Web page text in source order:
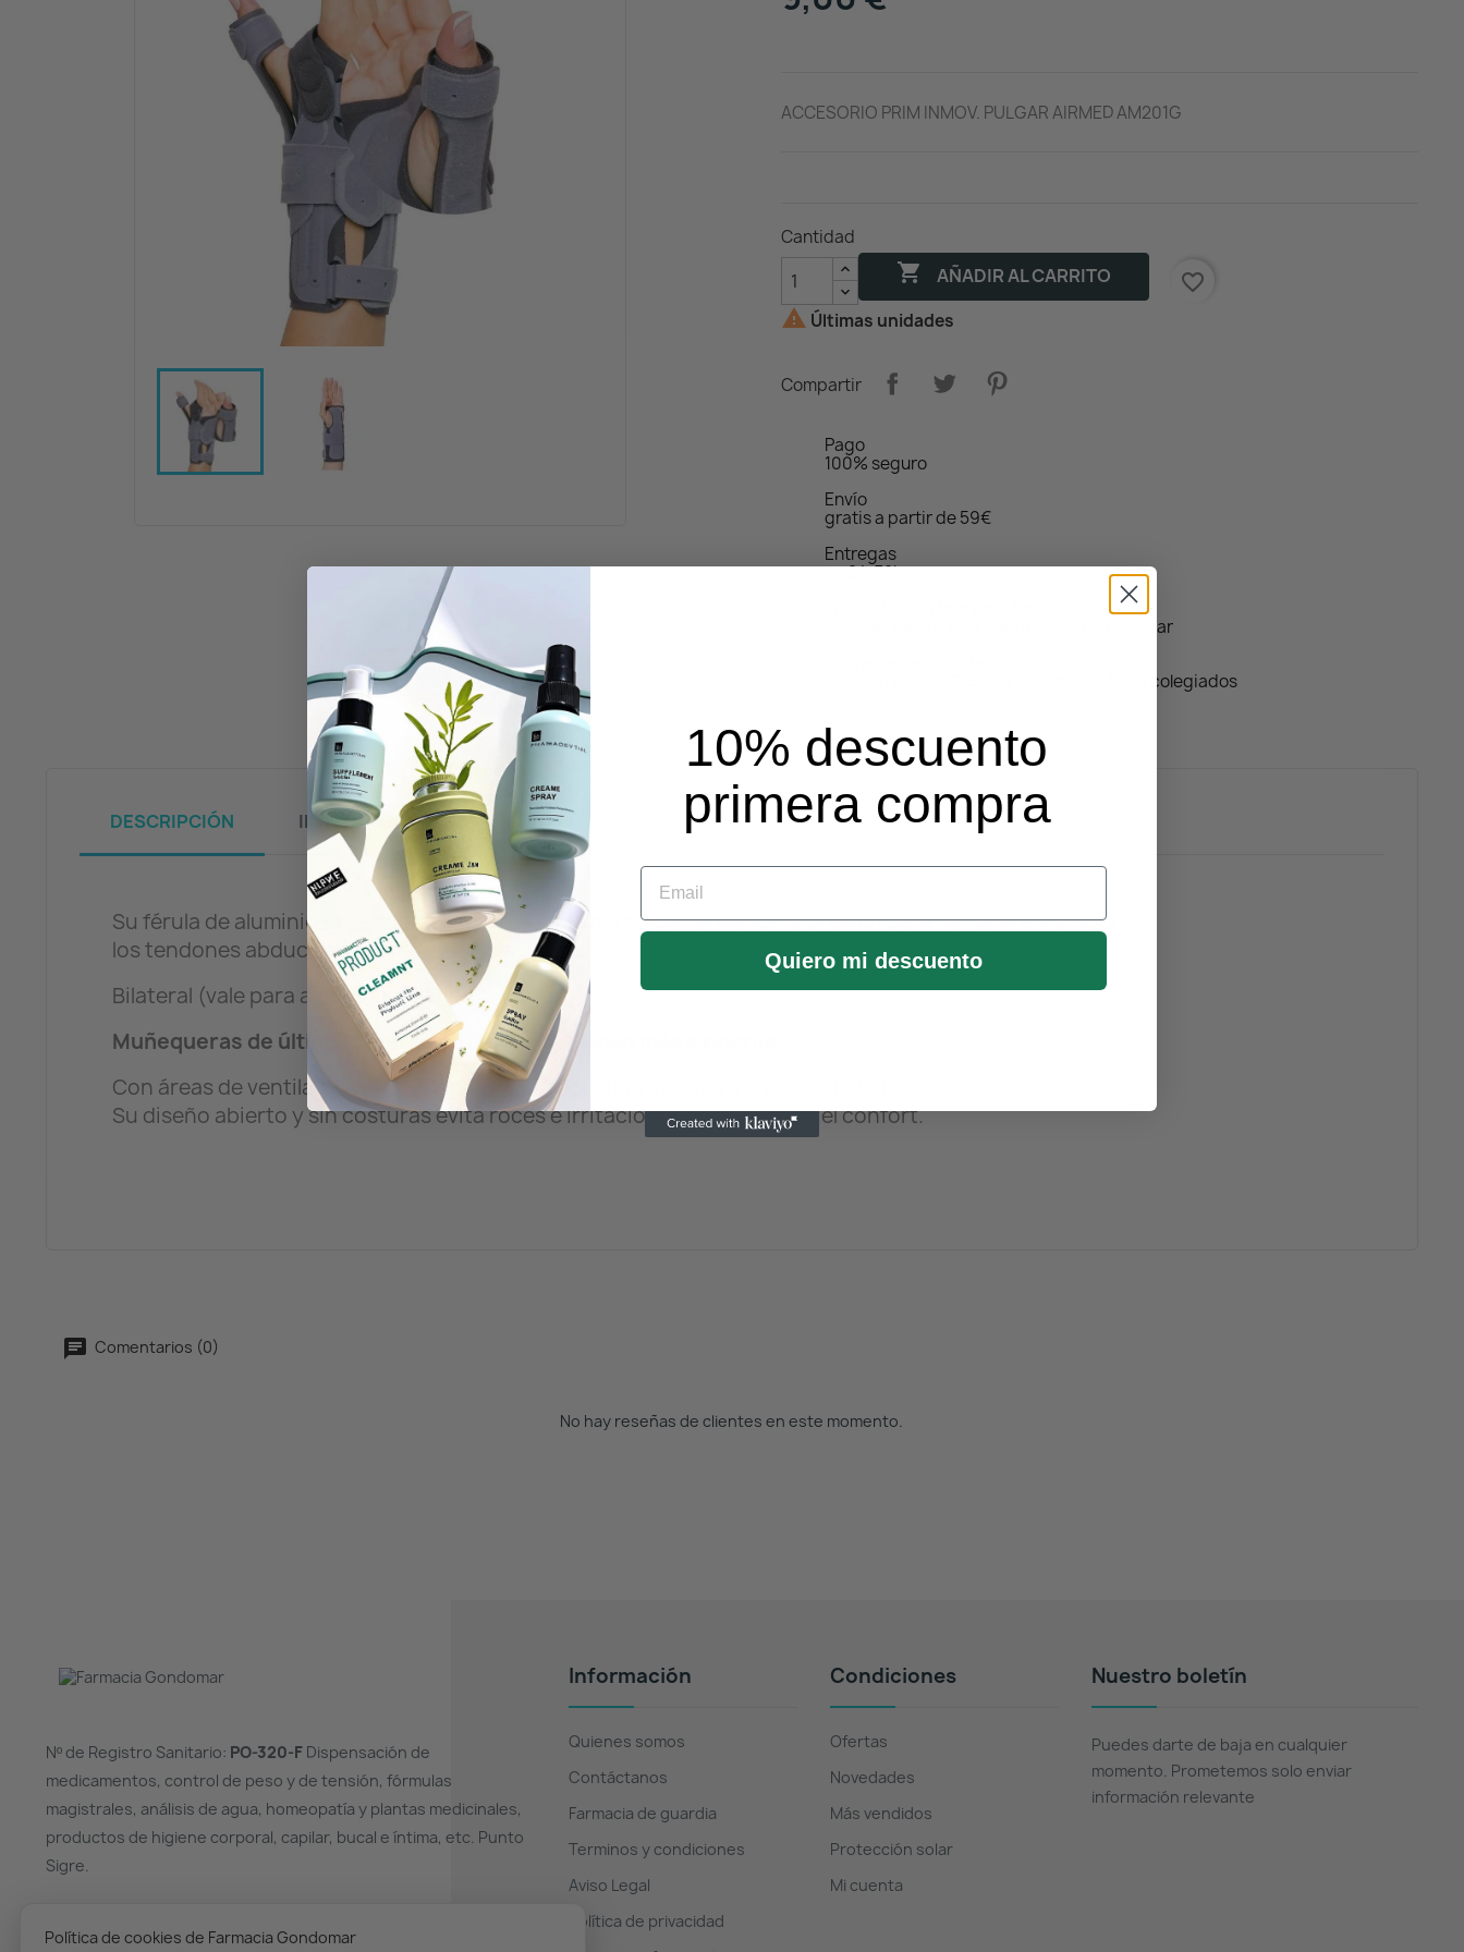
ACCESORIO PRIM INMOV. PULGAR AIRMED AM201G
Cantidad
 AÑADIR AL CARRITO
favorite_border
 Últimas unidades
Compartir
Pago
100% seguro
Envío
gratis a partir de 59€
Entregas
en 24-72h
Escríbenos por WhatsApp antes de comprar
Reg. Sanitario PO-320-F · farmacéuticos colegiados
DESCRIPCIÓN INFORMACIÓN
Su férula de aluminio maleable inmoviliza la zona del pulgar aliviando la presión de la vaina sinovial sobre
los tendones abductores cortos y largos.
Bilateral (vale para ambas manos).
Muñequeras de última generación para la actividad más exigente.
Con áreas de ventilación perforadas para ofrecer una máxima transpirabilidad.
Su diseño abierto y sin costuras evita roces e irritaciones maximizando el confort.
Comentarios (0)
No hay reseñas de clientes en este momento.
Nº de Registro Sanitario: PO-320-FDispensación de
medicamentos, control de peso y de tensión, fórmulas
magistrales, análisis de agua, homeopatía y plantas medicinales,
productos de higiene corporal, capilar, bucal e íntima, etc. Punto
Sigre.
Información
Quienes somos
Contáctanos
Farmacia de guardia
Terminos y condiciones
Aviso Legal
Política de privacidad
Condiciones
Ofertas
Novedades
Más vendidos
Protección solar
Mi cuenta
Nuestro boletín
Puedes darte de baja en cualquier
momento. Prometemos solo enviar
información relevante
Política de cookies de Farmacia Gondomar
10% descuento
primera compra
Email
Quiero mi descuento